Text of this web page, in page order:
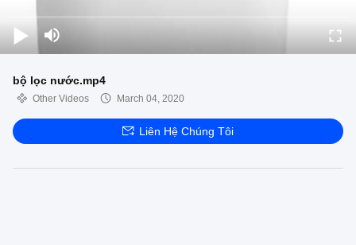
bộ lọc nước.mp4
Other Videos March 04, 2020
Liên Hệ Chúng Tôi